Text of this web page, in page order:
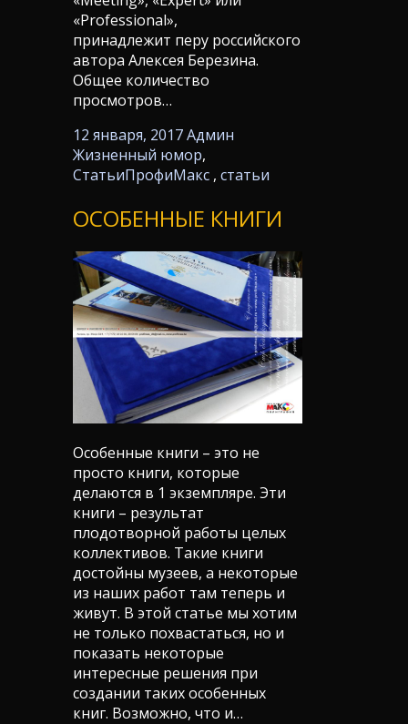
«Professional»,
принадлежит перу российского
автора Алексея Березина.
Общее количество
просмотров…
12 января, 2017 Админ
Жизненный юмор,
СтатьиПрофиМакс, статьи
ОСОБЕННЫЕ КНИГИ
Особенные книги – это не
просто книги, которые
делаются в 1 экземпляре. Эти
книги – результат
плодотворной работы целых
коллективов. Такие книги
достойны музеев, а некоторые
из наших работ там теперь и
живут. В этой статье мы хотим
не только похвастаться, но и
показать некоторые
интересные решения при
создании таких особенных
книг. Возможно, что и…